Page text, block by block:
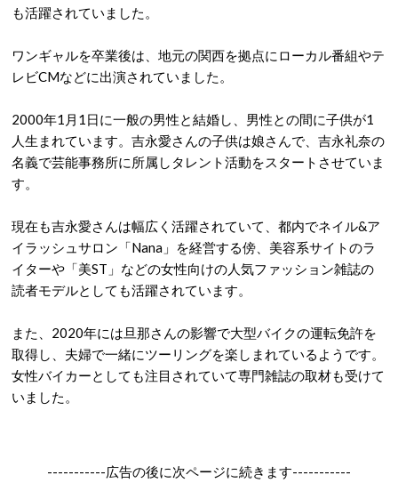
も活躍されていました。
ワンギャルを卒業後は、地元の関西を拠点にローカル番組やテ
レビCMなどに出演されていました。
2000年1月1日に一般の男性と結婚し、男性との間に子供が1
人生まれています。吉永愛さんの子供は娘さんで、吉永礼奈の
名義で芸能事務所に所属しタレント活動をスタートさせていま
す。
現在も吉永愛さんは幅広く活躍されていて、都内でネイル&ア
イラッシュサロン「Nana」を経営する傍、美容系サイトのラ
イターや「美ST」などの女性向けの人気ファッション雑誌の
読者モデルとしても活躍されています。
また、2020年には旦那さんの影響で大型バイクの運転免許を
取得し、夫婦で一緒にツーリングを楽しまれているようです。
女性バイカーとしても注目されていて専門雑誌の取材も受けて
いました。
-----------広告の後に次ページに続きます-----------